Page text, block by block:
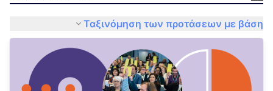
Ταξινόμηση των προτάσεων με βάση